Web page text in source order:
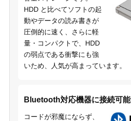
HDD と比べてソフトの起
動やデータの読み書きが
圧倒的に速く、さらに軽
量・コンパクトで、HDD
の弱点である衝撃にも強
いため、人気が高まっています。
Bluetooth対応機器に接続可能
コードが邪魔にならず、